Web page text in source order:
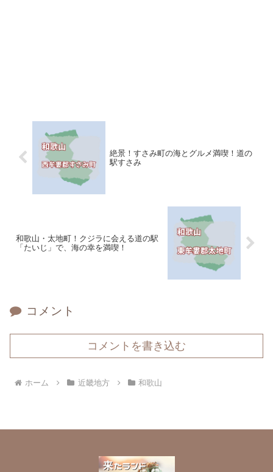
絶景！すさみ町の海とグルメ満喫！道の
駅すさみ
和歌山・太地町！クジラに会える道の駅
「たいじ」で、海の幸を満喫！
コメント
コメントを書き込む
ホーム 近畿地方 和歌山